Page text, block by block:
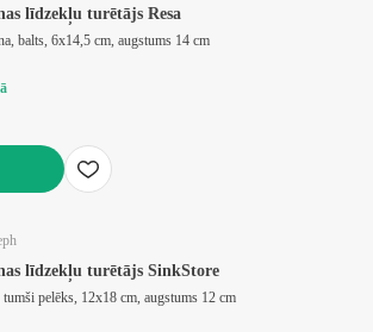
līdzekļu turētājs Resa
balts, 6x14,5 cm, augstums 14 cm
līdzekļu turētājs SinkStore
tumši pelēks, 12x18 cm, augstums 12 cm